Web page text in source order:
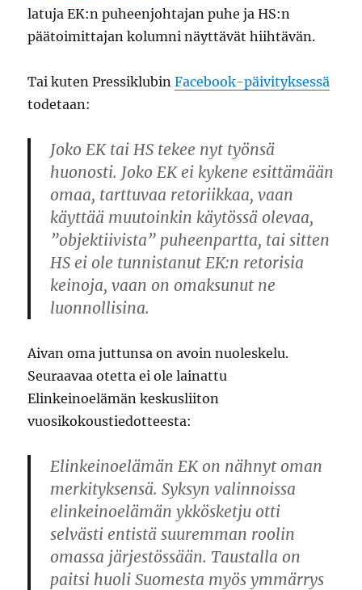
latuja EK:n puheenjohtajan puhe ja HS:n
päätoimittajan kolumni näyttävät hiihtävän.
Tai kuten PressiklubinFacebook-päivityksessä
todetaan:
Joko EK tai HS tekee nyt työnsä
huonosti. Joko EK ei kykene esittämään
omaa, tarttuvaa retoriikkaa, vaan
käyttää muutoinkin käytössä olevaa,
”objektiivista” puheenpartta, tai sitten
HS ei ole tunnistanut EK:n retorisia
keinoja, vaan on omaksunut ne
luonnollisina.
Aivan oma juttunsa on avoin nuoleskelu.
Seuraavaa otetta ei ole lainattu
Elinkeinoelämän keskusliiton
vuosikokoustiedotteesta:
Elinkeinoelämän EK on nähnyt oman
merkityksensä. Syksyn valinnoissa
elinkeinoelämän ykkösketju otti
selvästi entistä suuremman roolin
omassa järjestössään. Taustalla on
paitsi huoli Suomesta myös ymmärrys